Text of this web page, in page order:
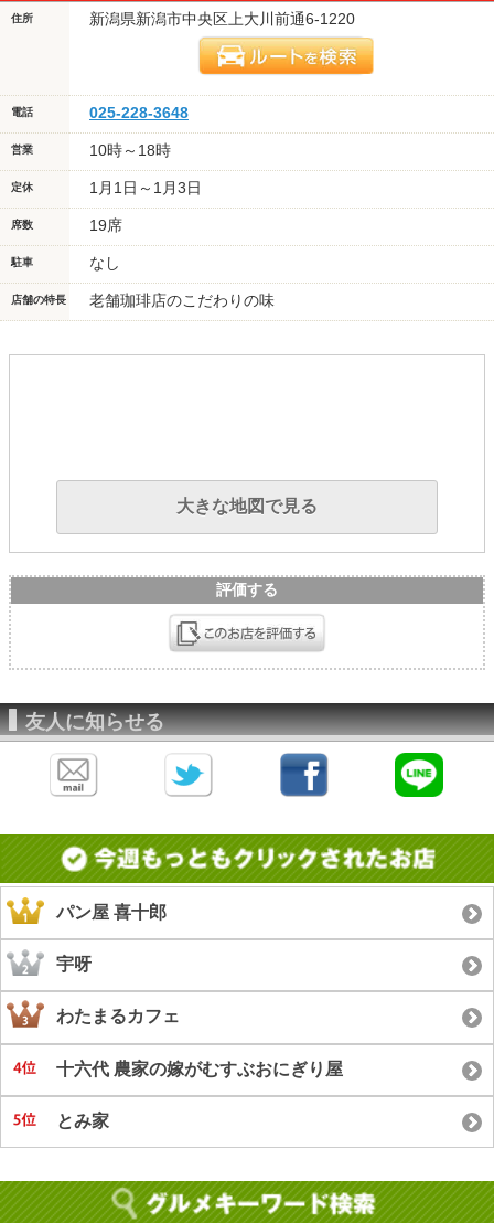
住所 新潟県新潟市中央区上大川前通6-1220
電話 025-228-3648
営業 10時～18時
定休 1月1日～1月3日
席数 19席
駐車 なし
店舗の特長 老舗珈琲店のこだわりの味
大きな地図で見る
評価する
友人に知らせる
パン屋 喜十郎
宇呀
わたまるカフェ
十六代 農家の嫁がむすぶおにぎり屋
とみ家